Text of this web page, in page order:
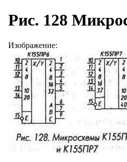
Рис. 128
Изображение: